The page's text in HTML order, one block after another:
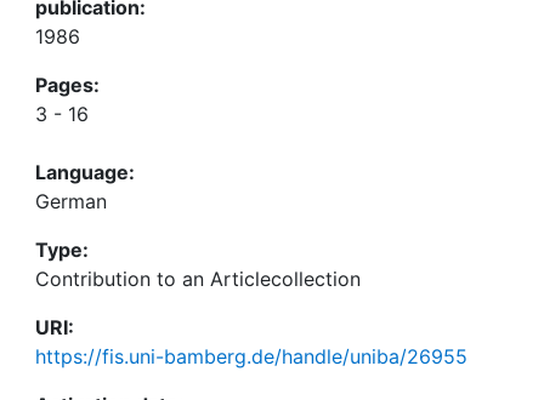
publication:
1986
Pages:
3 - 16
Language:
German
Type:
Contribution to an Articlecollection
URI:
https://fis.uni-bamberg.de/handle/uniba/26955